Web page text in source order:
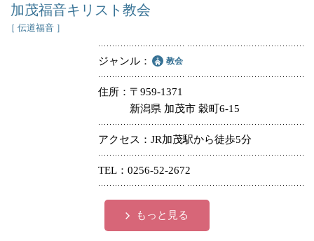
加茂福音キリスト教会
［ 伝道福音 ］
ジャンル 教会
住所
〒959-1371
新潟県 加茂市 穀町6-15
アクセス JR加茂駅から徒歩5分
TEL 0256-52-2672
もっと見る